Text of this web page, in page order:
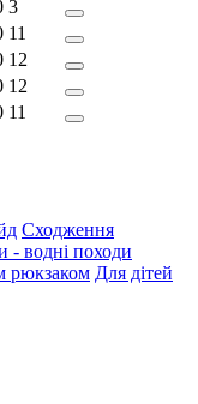
3
11
12
12
11
Сходження
- водні походи
рюкзаком Для дітей